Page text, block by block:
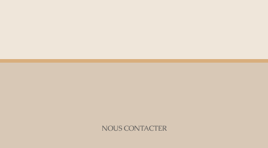
NOUS CONTACTER